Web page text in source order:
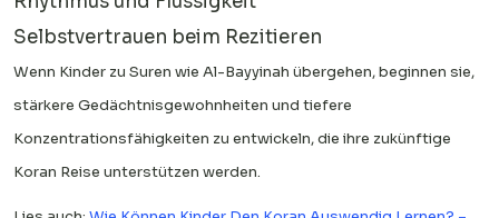
Selbstvertrauen beim Rezitieren
Wenn Kinder zu Suren wie Al-Bayyinah übergehen, beginnen sie,
stärkere Gedächtnisgewohnheiten und tiefere
Konzentrationsfähigkeiten zu entwickeln, die ihre zukünftige
Koran Reise unterstützen werden.